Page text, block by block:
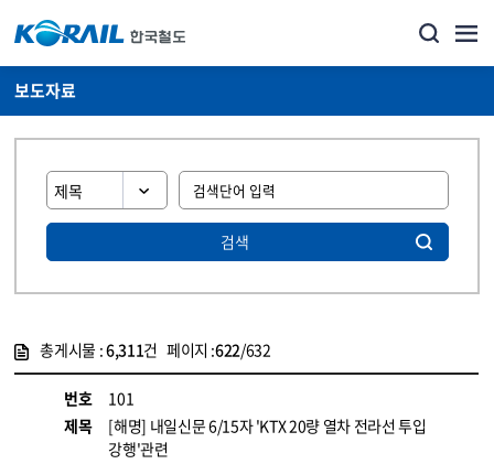
보도자료
검색
총게시물 :6,311건 페이지 :622/632
번호
101
제목
[해명] 내일신문 6/15자 'KTX 20량 열차 전라선 투입
강행'관련